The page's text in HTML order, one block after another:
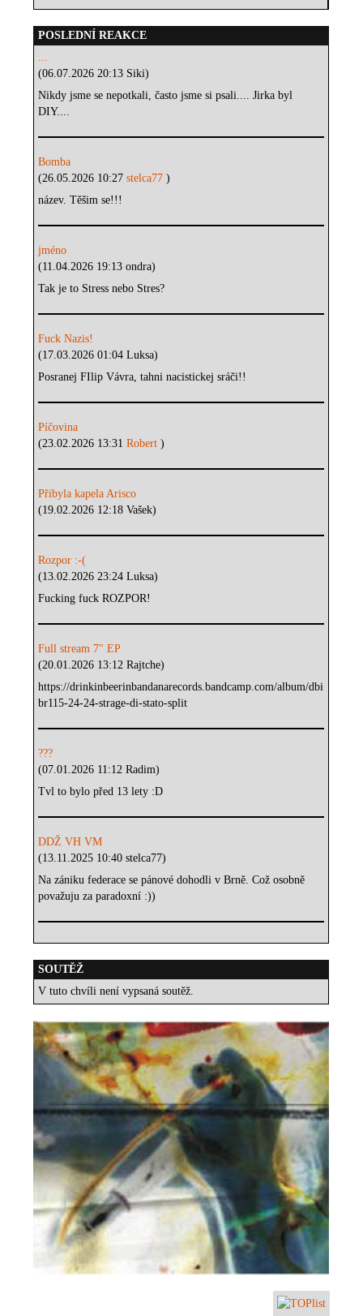
POSLEDNÍ REAKCE
...
(06.07.2026 20:13 Siki)
Nikdy jsme se nepotkali, často jsme si psali.... Jirka byl
DIY....
Bomba
(26.05.2026 10:27stelca77)
název. Těšim se!!!
jméno
(11.04.2026 19:13 ondra)
Tak je to Stress nebo Stres?
Fuck Nazis!
(17.03.2026 01:04 Luksa)
Posranej FIlip Vávra, tahni nacistickej sráči!!
Píčovina
(23.02.2026 13:31Robert)
Přibyla kapela Arisco
(19.02.2026 12:18 Vašek)
Rozpor :-(
(13.02.2026 23:24 Luksa)
Fucking fuck ROZPOR!
Full stream 7" EP
(20.01.2026 13:12 Rajtche)
https://drinkinbeerinbandanarecords.bandcamp.com/album/dbi
br115-24-24-strage-di-stato-split
???
(07.01.2026 11:12 Radim)
Tvl to bylo před 13 lety :D
DDŽ VH VM
(13.11.2025 10:40 stelca77)
Na zániku federace se pánové dohodli v Brně. Což osobně
považuju za paradoxní :))
SOUTĚŽ
V tuto chvíli není vypsaná soutěž.